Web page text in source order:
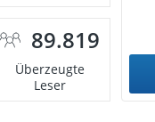
89.819
Überzeugte
Leser